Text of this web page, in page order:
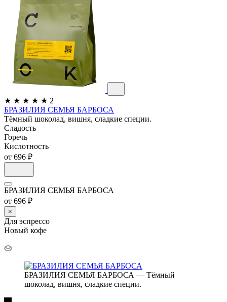
★ ★ ★ ★ ★ 2
БРАЗИЛИЯ СЕМЬЯ БАРБОСА
Тёмный шоколад, вишня, сладкие специи.
Сладость
Горечь
Кислотность
от 696 ₽
БРАЗИЛИЯ СЕМЬЯ БАРБОСА
от 696 ₽
×
Для эспрессо
Новый кофе
БРАЗИЛИЯ СЕМЬЯ БАРБОСА — Тёмный
шоколад, вишня, сладкие специи.